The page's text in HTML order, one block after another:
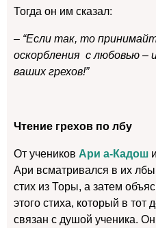
Тогда он им сказал:
– “Если так, то
оскорбления с любовью –
ваших грехов!”
Чтение грехов по лбу
От учеников Ари а-Кадош
Ари всматривался в их
стих из Торы, а затем
этого стиха, который в тот
связан с душой ученика.